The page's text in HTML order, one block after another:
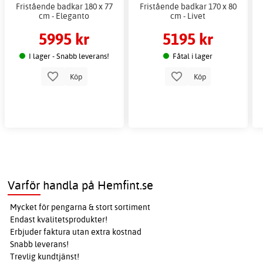
Fristående badkar 180 x 77
cm - Eleganto
5995 kr
I lager - Snabb leverans!
Köp
Fristående badkar 170 x 80
cm - Livet
5195 kr
Fåtal i lager
Köp
Varför handla på Hemfint.se
Mycket för pengarna & stort sortiment
Endast kvalitetsprodukter!
Erbjuder faktura utan extra kostnad
Snabb leverans!
Trevlig kundtjänst!